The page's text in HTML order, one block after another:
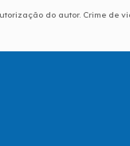
do autor. Crime de